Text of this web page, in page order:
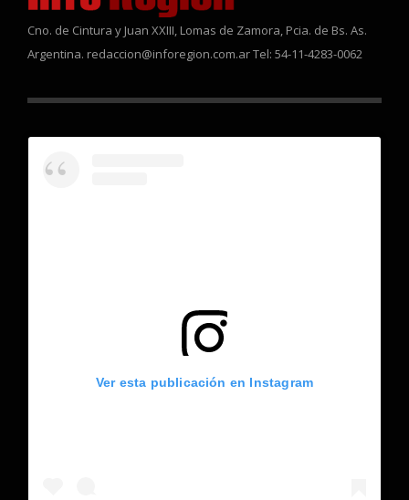
Cno. de Cintura y Juan XXIII, Lomas de Zamora, Pcia. de Bs. As.
Argentina. redaccion@inforegion.com.ar Tel: 54-11-4283-0062
Ver esta publicación en Instagram